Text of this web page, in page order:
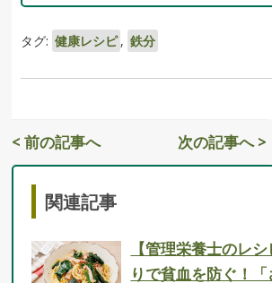
タグ: 健康レシピ, 鉄分
< 前の記事へ
次の記事へ >
関連記事
【管理栄養士のレ
りで貧血を防ぐ！